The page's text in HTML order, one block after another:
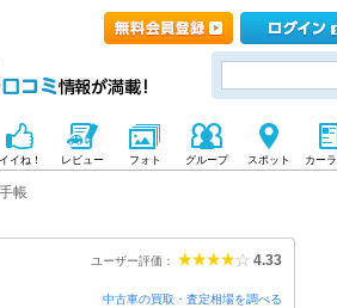
イイね！ レビュー フォト グループ スポット カー
帳
ユーザー評価： 4.33
中古車の買取・査定相場を調べる